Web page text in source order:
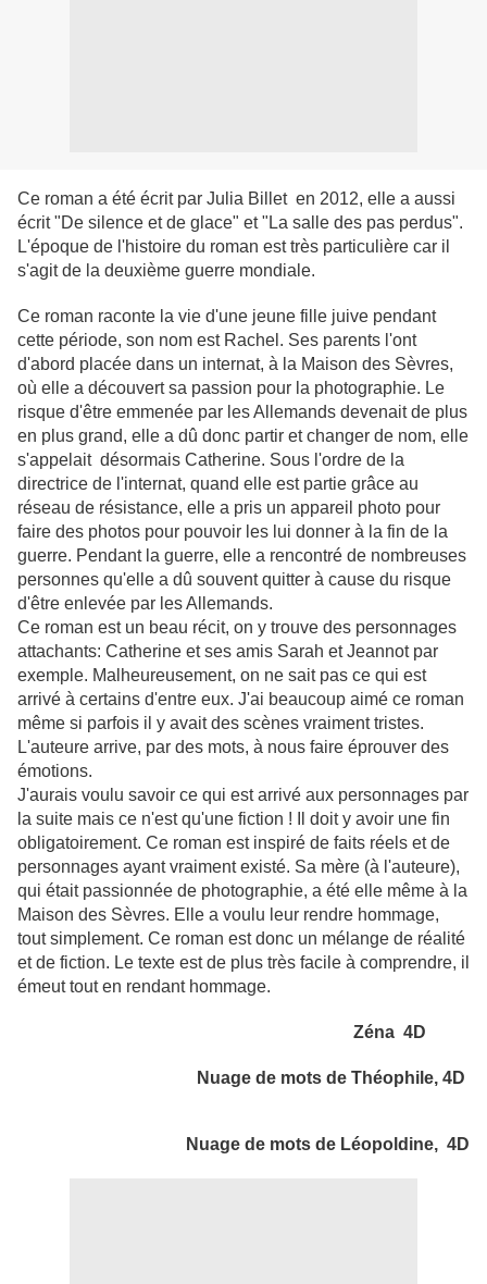
Ce roman a été écrit par Julia Billet en 2012, elle a aussi
écrit "De silence et de glace" et "La salle des pas perdus".
L'époque de l'histoire du roman est très particulière car il
s'agit de la deuxième guerre mondiale.
Ce roman raconte la vie d'une jeune fille juive pendant
cette période, son nom est Rachel. Ses parents l'ont
d'abord placée dans un internat, à la Maison des Sèvres,
où elle a découvert sa passion pour la photographie. Le
risque d'être emmenée par les Allemands devenait de plus
en plus grand, elle a dû donc partir et changer de nom, elle
s'appelait désormais Catherine. Sous l'ordre de la
directrice de l'internat, quand elle est partie grâce au
réseau de résistance, elle a pris un appareil photo pour
faire des photos pour pouvoir les lui donner à la fin de la
guerre. Pendant la guerre, elle a rencontré de nombreuses
personnes qu'elle a dû souvent quitter à cause du risque
d'être enlevée par les Allemands.
Ce roman est un beau récit, on y trouve des personnages
attachants: Catherine et ses amis Sarah et Jeannot par
exemple. Malheureusement, on ne sait pas ce qui est
arrivé à certains d'entre eux. J'ai beaucoup aimé ce roman
même si parfois il y avait des scènes vraiment tristes.
L'auteure arrive, par des mots, à nous faire éprouver des
émotions.
J'aurais voulu savoir ce qui est arrivé aux personnages par
la suite mais ce n'est qu'une fiction ! Il doit y avoir une fin
obligatoirement. Ce roman est inspiré de faits réels et de
personnages ayant vraiment existé. Sa mère (à l'auteure),
qui était passionnée de photographie, a été elle même à la
Maison des Sèvres. Elle a voulu leur rendre hommage,
tout simplement. Ce roman est donc un mélange de réalité
et de fiction. Le texte est de plus très facile à comprendre, il
émeut tout en rendant hommage.
Zéna 4D
Nuage de mots de Théophile, 4D
Nuage de mots de Léopoldine, 4D